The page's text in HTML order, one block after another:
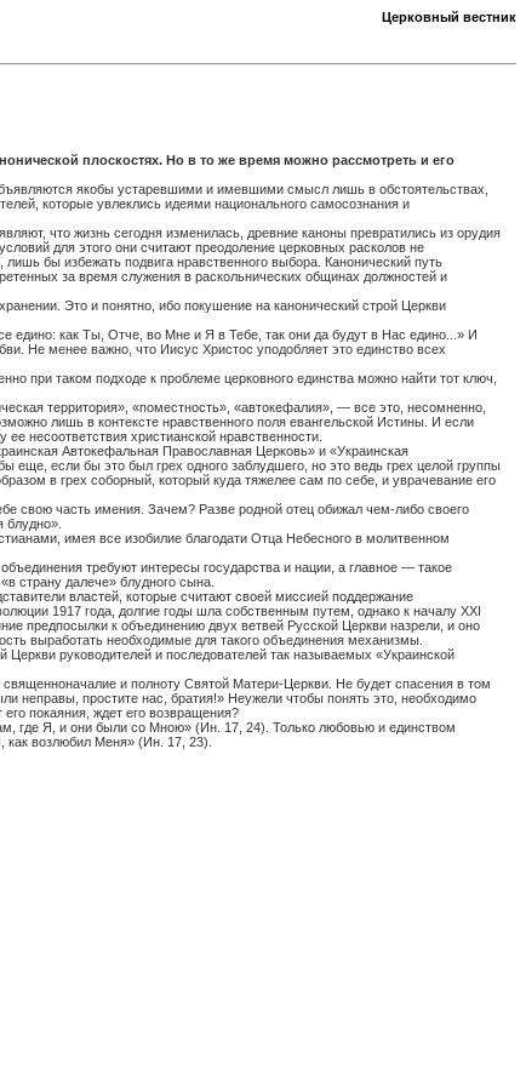
Церковный вестник
плоскостях. Но в то же время можно рассмотреть и его
якобы устаревшими и имевшими смысл лишь в обстоятельствах,
которые увлеклись идеями национального самосознания и
что жизнь сегодня изменилась, древние каноны превратились из орудия
для этого они считают преодоление церковных расколов не
бы избежать подвига нравственного выбора. Канонический путь
за время служения в раскольнических общинах должностей и
Это и понятно, ибо покушение на канонический строй Церкви
едино: как Ты, Отче, во Мне и Я в Тебе, так они да будут в Нас едино...» И
Не менее важно, что Иисус Христос уподобляет это единство всех
при таком подходе к проблеме церковного единства можно найти тот ключ,
территория», «поместность», «автокефалия», — все это, несомненно,
лишь в контексте нравственного поля евангельской Истины. И если
несоответствия христианской нравственности.
Автокефальная Православная Церковь» и «Украинская
еще, если бы это был грех одного заблудшего, но это ведь грех целой группы
в грех соборный, который куда тяжелее сам по себе, и уврачевание его
свою часть имения. Зачем? Разве родной отец обижал чем-либо своего
блудно».
имея все изобилие благодати Отца Небесного в молитвенном
требуют интересы государства и нации, а главное — такое
страну далече» блудного сына.
властей, которые считают своей миссией поддержание
1917 года, долгие годы шла собственным путем, однако к началу ХХI
предпосылки к объединению двух ветвей Русской Церкви назрели, и оно
выработать необходимые для такого объединения механизмы.
руководителей и последователей так называемых «Украинской
и полноту Святой Матери-Церкви. Не будет спасения в том
неправы, простите нас, братия!» Неужели чтобы понять это, необходимо
покаяния, ждет его возвращения?
где Я, и они были со Мною» (Ин. 17, 24). Только любовью и единством
возлюбил Меня» (Ин. 17, 23).